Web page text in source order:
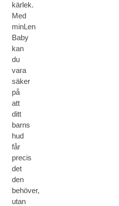
kärlek.
Med
minLen
Baby
kan
du
vara
säker
på
att
ditt
barns
hud
får
precis
det
den
behöver,
utan